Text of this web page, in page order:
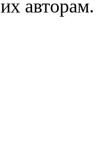
авторам.